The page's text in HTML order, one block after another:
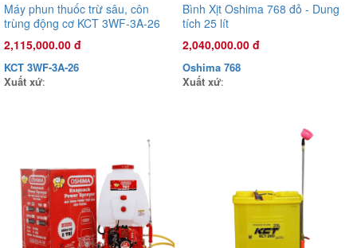
Đầu phun áp lực chất lỏng Oshima OS45T 2.0HP Xanh đậm
3,470,000.00 đ
OS45T
Xuất xứ
Máy phun thuốc trừ sâu, côn
trùng động cơ KCT 3WF-3A-26
41.5cc /2.13kW Xanh đậm 2 thì
(3 chức năng)
2,115,000.00 đ
KCT 3WF-3A-26
Xuất xứ:
Bình Xịt Oshima 768 đỏ - Dung
tích 25 lít
2,040,000.00 đ
Oshima 768
Xuất xứ: